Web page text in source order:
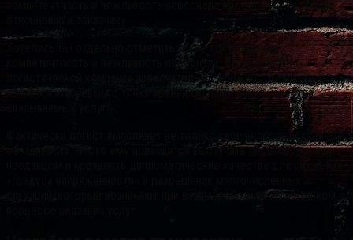
компетентность и вежливость персонала поставщика услуги по
Хотелось бы отдельно отметить такие критерии, как
компетентность и вежливость персонала. В транспортно-
логистической компании исполнитель на должности логиста
является ключевым с точки зрения формирования качества
Фактически логист выполняет не только свои непосредственные
обязанности. Часто ему приходится выступать переговорщиком,
ситуаций, которые возникают при взаимодействии с заказчиком в